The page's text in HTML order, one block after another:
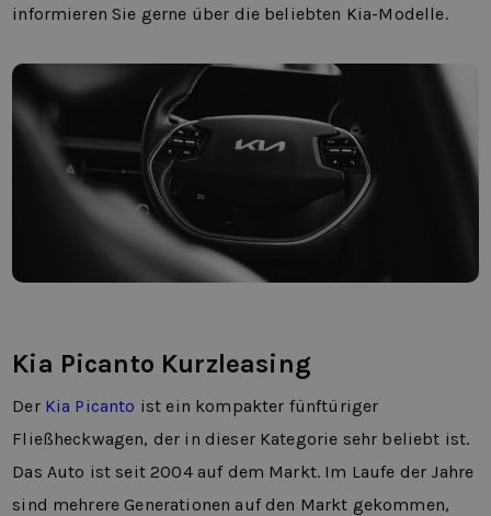
informieren Sie gerne über die beliebten Kia-Modelle.
Kia Picanto Kurzleasing
Der Kia Picanto ist ein kompakter fünftüriger
Fließheckwagen, der in dieser Kategorie sehr beliebt ist.
Das Auto ist seit 2004 auf dem Markt. Im Laufe der Jahre
sind mehrere Generationen auf den Markt gekommen,